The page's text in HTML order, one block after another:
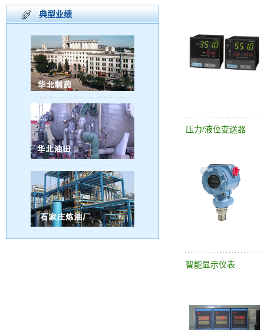
18个服务网点， 建立了国内仪表行业颇具规模
的营销体系和客户服务体系。
典型业绩
压力/液位变送器
智能显示仪表